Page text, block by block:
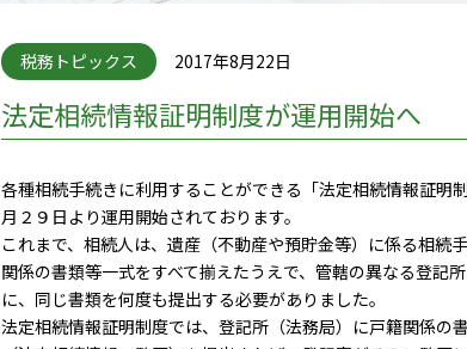
税務トピックス 2017年8月22日
法定相続情報証明制度が運用開始へ
各種相続手続きに利用することができる「法定相続情報証明
月２９日より運用開始されております。
これまで、相続人は、遺産（不動産や預貯金等）に係る相
関係の書類等一式をすべて揃えたうえで、管轄の異なる登記
に、同じ書類を何度も提出する必要がありました。
法定相続情報証明制度では、登記所（法務局）に戸籍関係